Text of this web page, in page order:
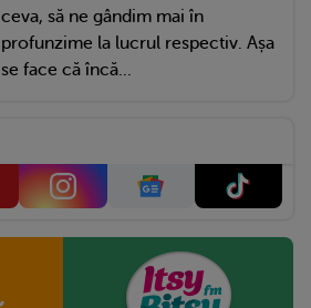
ceva, să ne gândim mai în
profunzime la lucrul respectiv. Așa
se face că încă...